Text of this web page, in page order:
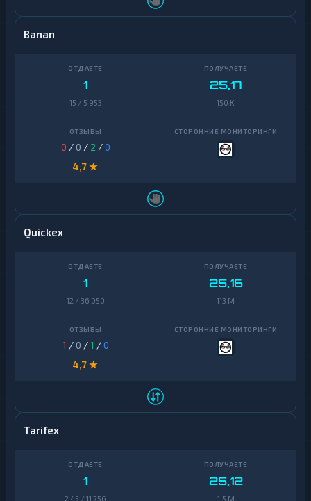
Banan
1
15 / 5 953
25,17
150 K
0 / 0 / 2 /0
4,7 ★
Quickex
1
12 / 36 050
25,16
113 M
1 / 0 /1 /0
4,7 ★
Tarifex
1
2,45 / 11 756
25,12
1,5 M